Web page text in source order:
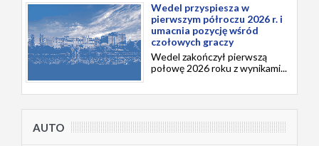
Wedel przyspiesza w
pierwszym półroczu 2026 r. i
umacnia pozycję wśród
czołowych graczy
Wedel zakończył pierwszą
połowę 2026 roku z wynikami...
AUTO